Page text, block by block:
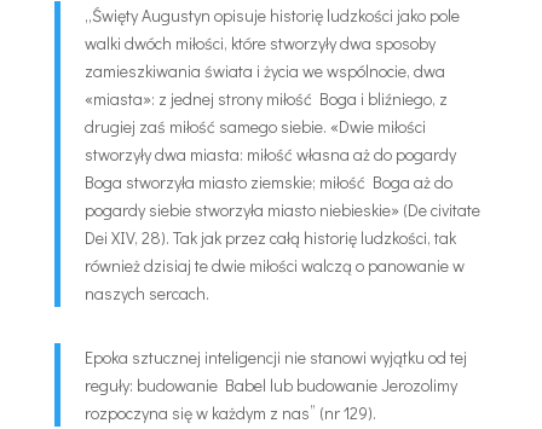
„Święty Augustyn opisuje historię ludzkości jako pole
walki dwóch miłości, które stworzyły dwa sposoby
zamieszkiwania świata i życia we wspólnocie, dwa
«miasta»: z jednej strony miłość Boga i bliźniego, z
drugiej zaś miłość samego siebie. «Dwie miłości
stworzyły dwa miasta: miłość własna aż do pogardy
Boga stworzyła miasto ziemskie; miłość Boga aż do
pogardy siebie stworzyła miasto niebieskie» (De civitate
Dei XIV, 28). Tak jak przez całą historię ludzkości, tak
również dzisiaj te dwie miłości walczą o panowanie w
naszych sercach.
Epoka sztucznej inteligencji nie stanowi wyjątku od tej
reguły: budowanie Babel lub budowanie Jerozolimy
rozpoczyna się w każdym z nas” (nr 129).